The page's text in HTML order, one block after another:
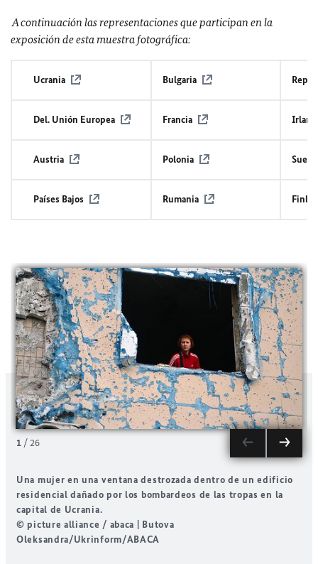
A continuación las representaciones que participan en la
exposición de esta muestra fotográfica:
Ucrania Bulgaria
Del. Unión Europea Francia
Austria Polonia Suecia
Países Bajos Rumania
Una mujer en una ventana destrozada dentro de un edificio
residencial dañado por los bombardeos de las tropas en la
capital de Ucrania.
© picture alliance / abaca | Butova
Oleksandra/Ukrinform/ABACA
1 / 26